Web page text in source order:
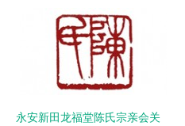
永安新田龙福堂陈氏宗亲会关